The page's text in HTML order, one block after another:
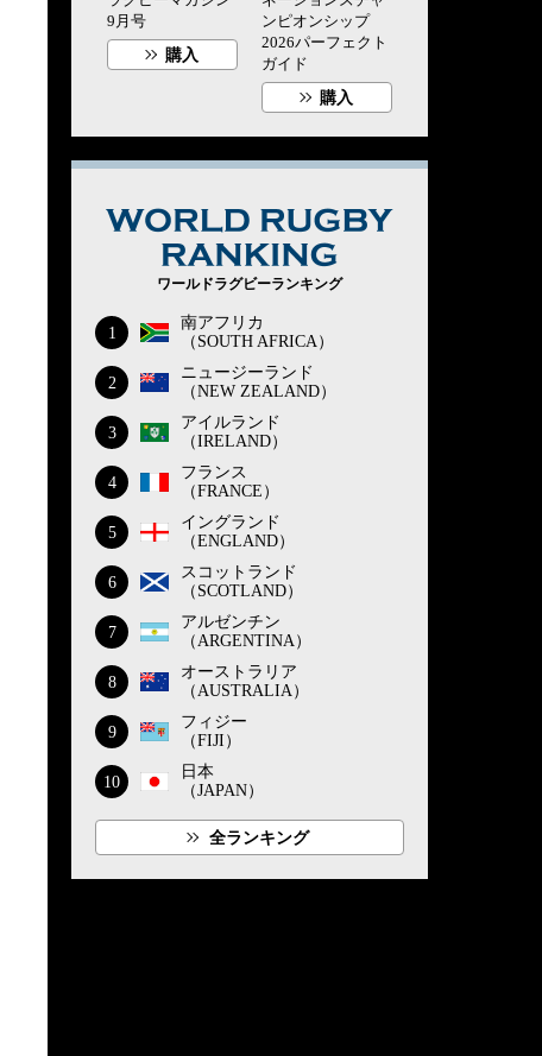
9月号
購入
ンピオンシップ
2026パーフェクト
ガイド
購入
ワールドラグビーランキング
1
南アフリカ
（SOUTH AFRICA）
2
ニュージーランド
（NEW ZEALAND）
3
アイルランド
（IRELAND）
4
フランス
（FRANCE）
5
イングランド
（ENGLAND）
6
スコットランド
（SCOTLAND）
7
アルゼンチン
（ARGENTINA）
8
オーストラリア
（AUSTRALIA）
9
フィジー
（FIJI）
10
日本
（JAPAN）
全ランキング